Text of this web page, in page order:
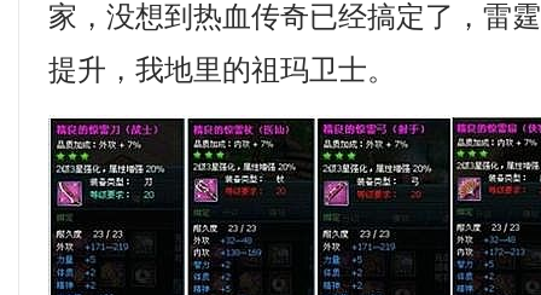
家，没想到热血传奇已经搞定了，雷
提升，我地里的祖玛卫士。